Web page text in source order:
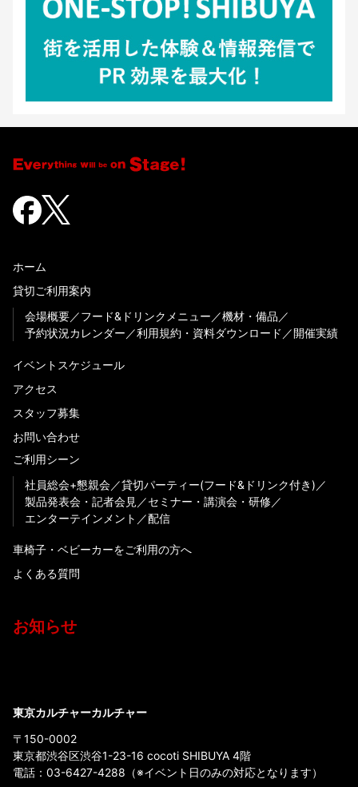
ホーム
貸切ご利用案内
会場概要
フード&ドリンクメニュー
機材・備品
予約状況カレンダー
利用規約・資料ダウンロード 開催実績
イベントスケジュール
アクセス
スタッフ募集
お問い合わせ
ご利用シーン
社員総会+懇親会
貸切パーティー(フード&ドリンク付き)
製品発表会・記者会見
セミナー・講演会・研修
エンターテインメント
配信
車椅子・ベビーカーをご利用の方へ
よくある質問
お知らせ
東京カルチャーカルチャー
〒150-0002
東京都渋谷区渋谷1-23-16 cocoti SHIBUYA 4階
電話： 03-6427-4288 （※イベント日のみの対応となります）